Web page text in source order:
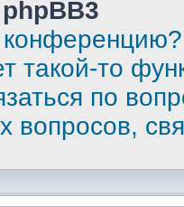
конференцию?
такой-то
по
вопросов,